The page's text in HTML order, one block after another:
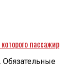
пассажир
Обязательные